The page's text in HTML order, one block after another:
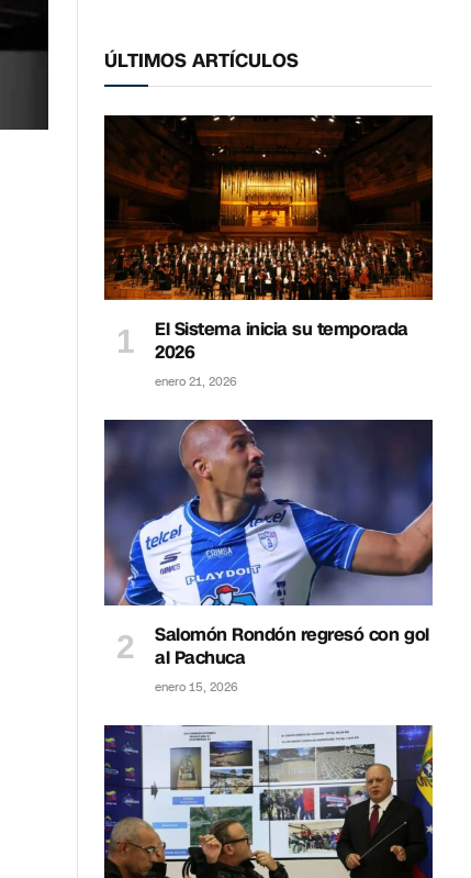
ÚLTIMOS ARTÍCULOS
El Sistema inicia su temporada
2026
enero 21, 2026
Salomón Rondón regresó con gol
al Pachuca
enero 15, 2026